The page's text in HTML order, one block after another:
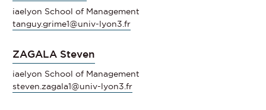
iaelyon School of Management
tanguy.grime1@univ-lyon3.fr
ZAGALA Steven
iaelyon School of Management
steven.zagala1@univ-lyon3.fr